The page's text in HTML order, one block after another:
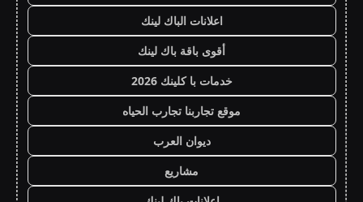
اعلانات الباك لينك
أقوى باقة باك لينك
خدمات با كلينك 2026
موقع تجاربنا تجارب الحياه
ديوان العرب
مشاريع